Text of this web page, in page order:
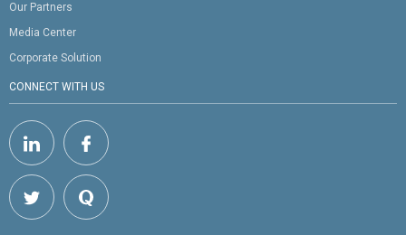
Our Partners
Media Center
Corporate Solution
CONNECT WITH US